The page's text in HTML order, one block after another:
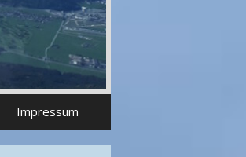
Impressum